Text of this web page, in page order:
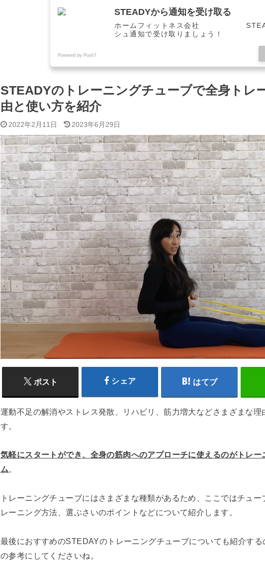
STEADYのトレーニングチューブで全身トレ
由と使い方を紹介
2022年2月11日 2023年6月29日
ポスト シェア はてブ
運動不足の解消やストレス発散、リハビリ、筋力増大などさまざまな理
す。
気軽にスタートができ、全身の筋肉へのアプローチに使えるのがトレ
ム。
トレーニングチューブにはさまざまな種類があるため、ここではチュ
レーニング方法、選ぶさいのポイントなどについて紹介します。
最後におすすめのSTEDAYのトレーニングチューブについても紹介す
の参考にしてくださいね。
STEADYから通知を受け取る
ホームフィットネス会社 STEADY
シュ通知で受け取りましょう！
Powered by Push7